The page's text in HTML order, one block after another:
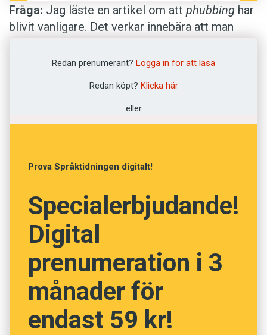
Fråga: Jag läste en artikel om att phubbing har
blivit vanligare. Det verkar innebära att man
riktigt grepp om uttrycket. Hjälp mottages
Svar: Phubbinganvänds i betydelsen att man
och i stället fokuserar på sin mobiltelefon.
snubbing
(ungefär ’avvisa’). Vi ser exempel
såsom We’ve probably all been guilty of
phubbing someone at some point
exempel i mer specifika användnings­områden:
parental phubbing can impair the parent-child
relationship
Redan prenumerant? Logga in för att läsa
Redan köpt? Klicka här
eller
Prova Språktidningen digitalt!
Specialerbjudande!
Digital
prenumeration i 3
månader för
endast 59 kr!